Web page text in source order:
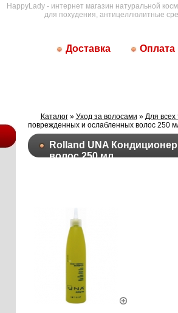
HappyLady - интернет магазин натуральной
для похудения, антицеллюлитные
Доставка Оплата
Каталог» Уход за волосами » Для всех
поврежденных и ослабленных волос 250
Rolland UNA
волос 250 мл